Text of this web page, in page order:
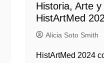
Historia, Arte
HistArtMed
Alicia Soto Smith
HistArtMed 2024